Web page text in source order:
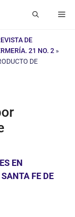
DE
21 NO. 2 »
DE
EN
FE DE